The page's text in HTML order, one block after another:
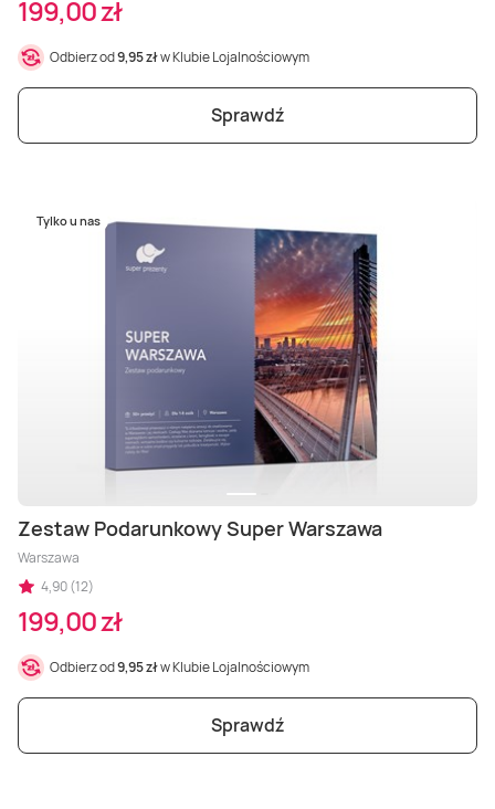
199,00 zł
Odbierz od9,95 złw Klubie Lojalnościowym
Sprawdź
Tylko u nas
Zestaw Podarunkowy Super Warszawa
Warszawa
4,90 (12)
199,00 zł
Odbierz od9,95 złw Klubie Lojalnościowym
Sprawdź